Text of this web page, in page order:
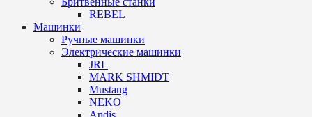
REBEL
Машинки
Ручные машинки
Электрические машинки
JRL
MARK SHMIDT
Mustang
NEKO
Andis